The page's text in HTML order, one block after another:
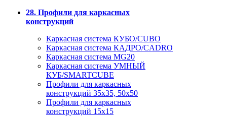
28. Профили для каркасных
конструкций
Каркасная система КУБО/CUBO
Каркасная система КАДРО/CADRO
Каркасная система MG20
Каркасная система УМНЫЙ
КУБ/SMARTCUBE
Профили для каркасных
конструкций 35x35, 50x50
Профили для каркасных
конструкций 15х15